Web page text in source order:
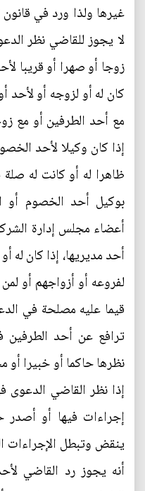
لا يجوز للقاضي نظر
زوجا أو صهرا أو قريبا
كان له أو لزوجه أو لأحد
مع أحد الطرفين أو مع
إذا كان وكيلا لأحد
ظاهرا له أو كانت له صلة
بوكيل أحد الخصوم أو
أعضاء مجلس إدارة
أحد مديريها، إذا كان له
لفروعه أو أزواجهم أو
قيما عليه مصلحة في
ترافع عن أحد
نظرها حاكما أو خبيرا أو
إذا نظر القاضي الدعوى
إجراءات فيها أو
أنه يجوز رد القاضي